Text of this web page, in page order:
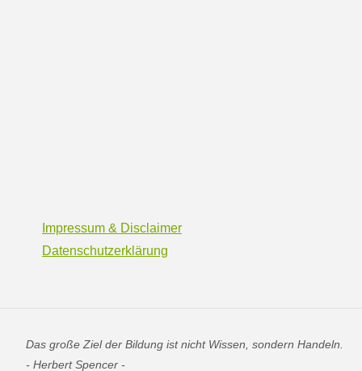
Impressum & Disclaimer
Datenschutzerklärung
Das große Ziel der Bildung ist nicht Wissen, sondern Handeln.
- Herbert Spencer -